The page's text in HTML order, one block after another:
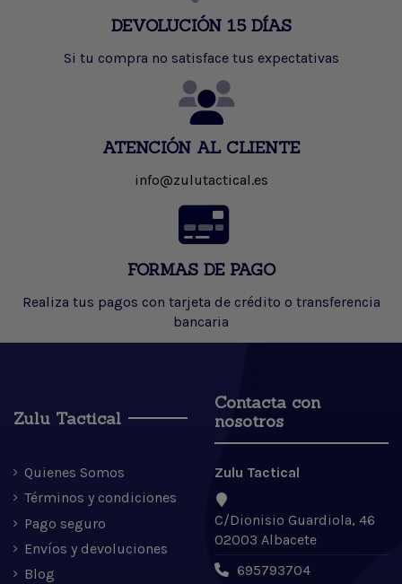
DEVOLUCIÓN 15 DÍAS
Si tu compra no satisface tus expectativas
ATENCIÓN AL CLIENTE
info@zulutactical.es
FORMAS DE PAGO
Realiza tus pagos con tarjeta de crédito o transferencia
bancaria
Zulu Tactical
Quienes Somos
Términos y condiciones
Pago seguro
Envíos y devoluciones
Blog
Contacta con
nosotros
Zulu Tactical
C/Dionisio Guardiola, 46
02003 Albacete
695793704